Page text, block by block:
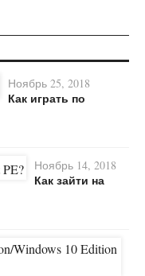
Ноябрь 25, 2018
Как играть по
Ноябрь 14, 2018
Как зайти на